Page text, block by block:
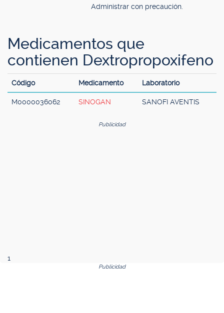
Administrar con precaución.
Medicamentos que
contienen Dextropropoxifeno
Código Medicamento Laboratorio
M0000036062 SINOGAN SANOFI AVENTIS
Publicidad
1
Publicidad